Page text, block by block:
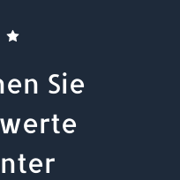
Sie